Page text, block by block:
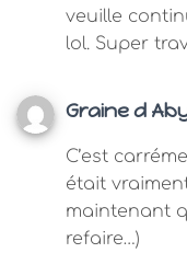
veuille
lol. Super
Graine d
C’est
était
maintenant
refaire…)